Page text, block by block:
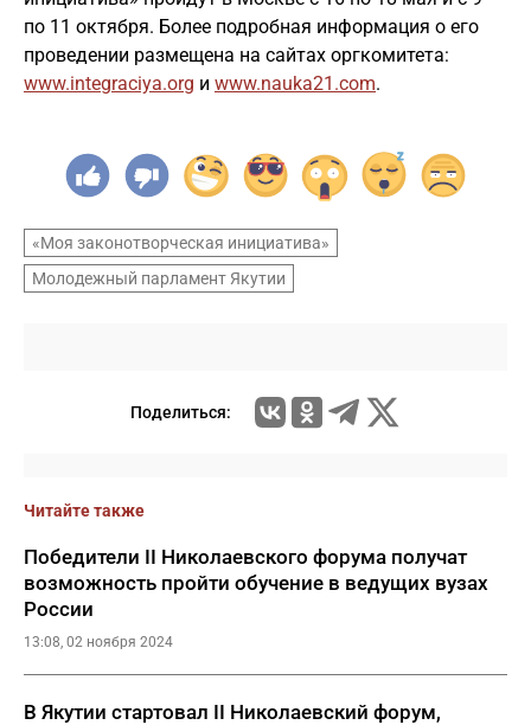
по 11 октября. Более подробная информация о его
проведении размещена на сайтах оргкомитета:
www.integraciya.org и www.nauka21.com.
«Моя законотворческая инициатива»
Молодежный парламент Якутии
Поделиться:
Читайте также
Победители II Николаевского форума получат
возможность пройти обучение в ведущих вузах
России
13:08, 02 ноября 2024
В Якутии стартовал II Николаевский форум,